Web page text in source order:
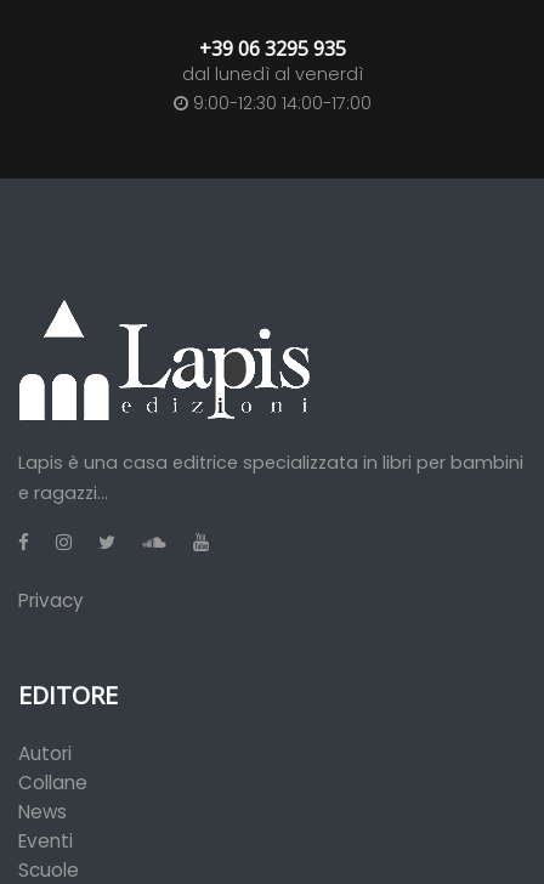
+39 06 3295 935
dal lunedì al venerdì
9:00-12:30 14:00-17:00
Lapis è una casa editrice specializzata in libri per bambini
e ragazzi...
Privacy
EDITORE
Autori
Collane
News
Eventi
Scuole